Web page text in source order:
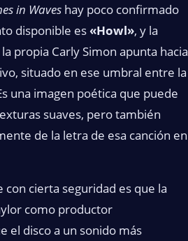
in Waves hay poco confirmado
disponible es «Howl», y la
propia Carly Simon apunta hacia
situado en ese umbral entre la
una imagen poética que puede
suaves, pero también
de la letra de esa canción en
con cierta seguridad es que la
como productor
el disco a un sonido más